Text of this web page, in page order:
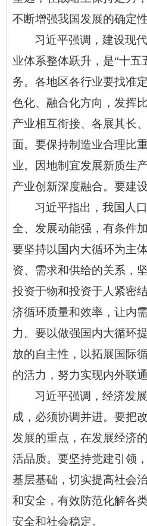
不断增强我国发展的确定
习近平强调，建设现
业体系整体跃升，是“十五
务。各地区各行业要找准
色化、融合化方向，发挥
产业相互衔接、各展其长
面。要保持制造业合理比
业。因地制宜发展新质生
产业创新深度融合。要建
习近平指出，我国人
全、发展动能强，有条件
要坚持以国内大循环为主
资、需求和供给的关系，
投资于物和投资于人紧密
济循环质量和效率，让内
力。要以做强国内大循环
放的自主性，以拓展国际
的活力，努力实现内外联
习近平强调，经济发
成，必须协调并进。要把
发展的重点，在发展经济
活品质。要坚持党建引领
基层基础，切实提高社会
和安全，有效防范化解各
安全和社会稳定。